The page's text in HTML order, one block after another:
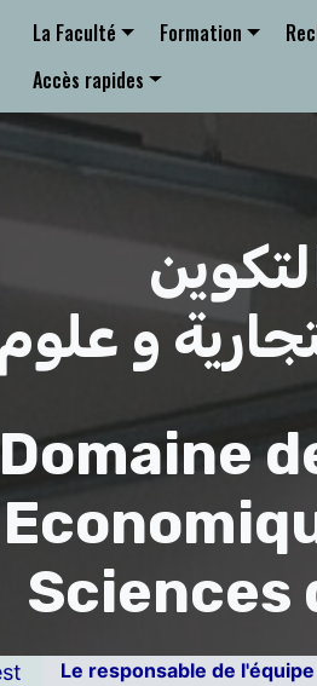
La Faculté Formation
Accès rapides
و
Domaine
Sciences
Le responsable de